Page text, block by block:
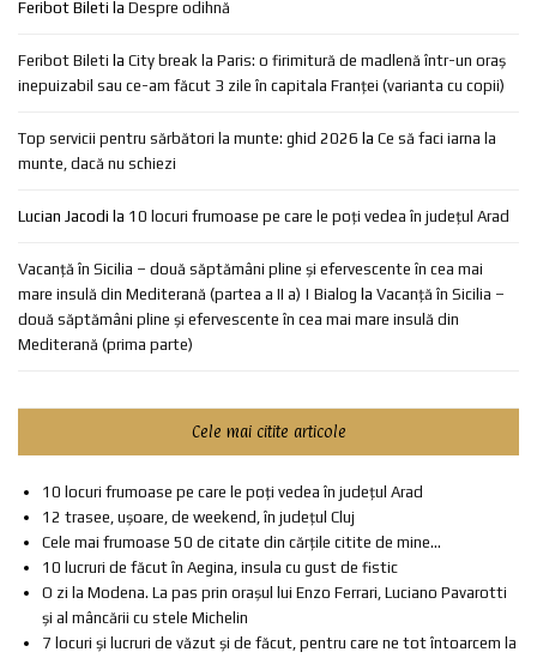
Feribot Bileti la Despre odihnă
Feribot Bileti la City break la Paris: o firimitură de madlenă într-un oraș
inepuizabil sau ce-am făcut 3 zile în capitala Franței (varianta cu copii)
Top servicii pentru sărbători la munte: ghid 2026 la Ce să faci iarna la
munte, dacă nu schiezi
Lucian Jacodi la 10 locuri frumoase pe care le poți vedea în județul Arad
Vacanță în Sicilia – două săptămâni pline și efervescente în cea mai
mare insulă din Mediterană (partea a II a) | Bialog la Vacanță în Sicilia –
două săptămâni pline și efervescente în cea mai mare insulă din
Mediterană (prima parte)
Cele mai citite articole
10 locuri frumoase pe care le poți vedea în județul Arad
12 trasee, ușoare, de weekend, în județul Cluj
Cele mai frumoase 50 de citate din cărțile citite de mine...
10 lucruri de făcut în Aegina, insula cu gust de fistic
O zi la Modena. La pas prin orașul lui Enzo Ferrari, Luciano Pavarotti
și al mâncării cu stele Michelin
7 locuri și lucruri de văzut și de făcut, pentru care ne tot întoarcem la